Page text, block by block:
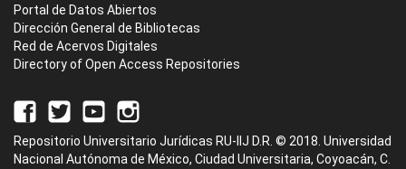
Portal de Datos Abiertos
Dirección General de Bibliotecas
Red de Acervos Digitales
Directory of Open Access Repositories
Repositorio Universitario Jurídicas RU-IIJ D.R. © 2018. Universidad
Nacional Autónoma de México, Ciudad Universitaria, Coyoacán, C.